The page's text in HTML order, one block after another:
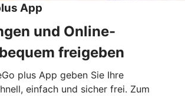
App
und Online-
freigeben
plus App geben Sie Ihre
einfach und sicher frei. Zum